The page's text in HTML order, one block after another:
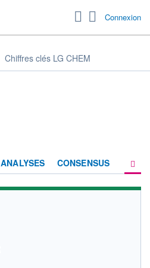
Connexion
Chiffres clés LG CHEM
ANALYSES CONSENSUS